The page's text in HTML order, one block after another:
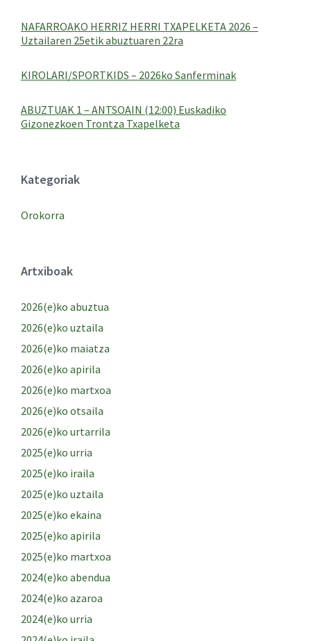
NAFARROAKO HERRIZ HERRI TXAPELKETA 2026 –
Uztailaren 25etik abuztuaren 22ra
KIROLARI/SPORTKIDS – 2026ko Sanferminak
ABUZTUAK 1 – ANTSOAIN (12:00) Euskadiko
Gizonezkoen Trontza Txapelketa
Kategoriak
Orokorra
Artxiboak
2026(e)ko abuztua
2026(e)ko uztaila
2026(e)ko maiatza
2026(e)ko apirila
2026(e)ko martxoa
2026(e)ko otsaila
2026(e)ko urtarrila
2025(e)ko urria
2025(e)ko iraila
2025(e)ko uztaila
2025(e)ko ekaina
2025(e)ko apirila
2025(e)ko martxoa
2024(e)ko abendua
2024(e)ko azaroa
2024(e)ko urria